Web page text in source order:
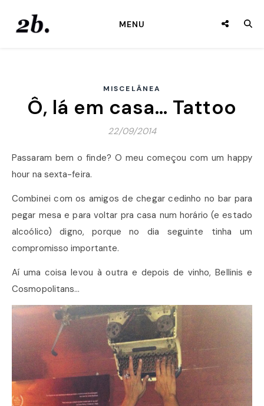
MENU
MISCELÂNEA
Ô, lá em casa… Tattoo
22/09/2014
Passaram bem o finde? O meu começou com um happy
hour na sexta-feira.
Combinei com os amigos de chegar cedinho no bar para
pegar mesa e para voltar pra casa num horário (e estado
alcoólico) digno, porque no dia seguinte tinha um
compromisso importante.
Aí uma coisa levou à outra e depois de vinho, Bellinis e
Cosmopolitans…